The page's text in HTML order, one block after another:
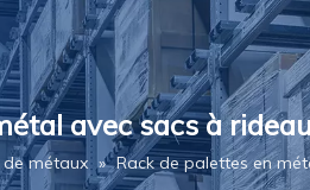
avec sacs à
de métaux » Rack de palettes en